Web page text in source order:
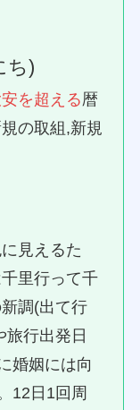
ち)
を超える暦
の取組,新規
見えるた
里行って千
調(出て行
旅行出発日
婚姻には向
12日1回周